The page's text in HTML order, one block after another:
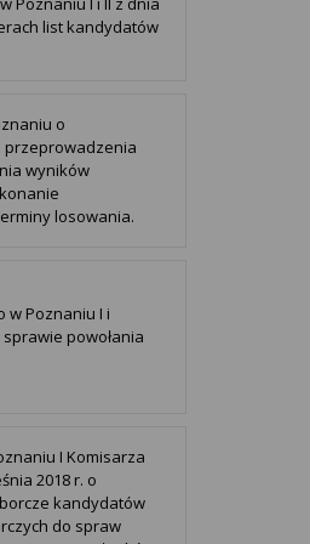
list kandydatów
o
przeprowadzenia
wyników
losowania.
w Poznaniu I i
powołania
I Komisarza
2018 r. o
kandydatów
do spraw